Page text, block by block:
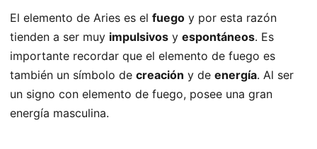
El elemento de Aries es el fuego y por esta razón
tienden a ser muy impulsivos y espontáneos. Es
importante recordar que el elemento de fuego es
también un símbolo de creación y de energía. Al ser
un signo con elemento de fuego, posee una gran
energía masculina.